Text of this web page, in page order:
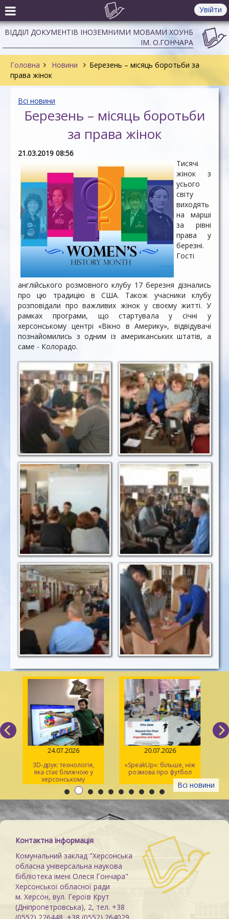
Увійти
ВІДДІЛ ДОКУМЕНТІВ ІНОЗЕМНИМИ МОВАМИ ХОУНБ
ІМ. О.ГОНЧАРА
Головна Новини
Березень – місяць боротьби за
права жінок
Всі новини
Березень – місяць боротьби
за права жінок
21.03.2019 08:56
Тисячі
жінок з
усього
світу
виходять
на марші
за рівні
права у
березні.
Гості
англійського розмовного клубу 17 березня дізнались
про цю традицію в США. Також учасники клубу
розповідали про важливих жінок у своєму житті. У
рамках програми, що стартувала у січні у
херсонському центрі «Вікно в Америку», відвідувачі
познайомились з одним із американських штатів, а
саме - Колорадо.
Розподіляємо
поняття на "жіночі" і
"чоловічі"
Команда жінок
Speed English
Поговоримо про
роль жінки у
суспільстві
Відео "Women's
History Month"
Малюємо прапор
штату Колорадо
Всі новини
24.07.2026
3D-друк: технологія,
яка стає ближчою у
херсонському
просторі Maker Space
20.07.2026
«SpeakUp»: більше, ніж
розмова про футбол
Контактна інформація
Комунальний заклад "Херсонська
обласна універсальна наукова
бібліотека імені Олеся Гончара"
Херсонської обласної ради
м. Херсон, вул. Героїв Крут
(Дніпропетровська), 2, тел. +38